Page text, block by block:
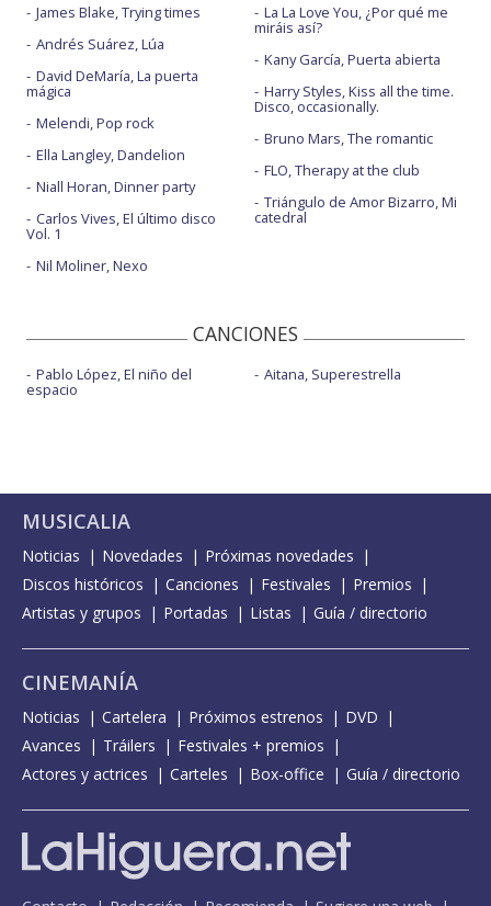
James Blake, Trying times
Andrés Suárez, Lúa
David DeMaría, La puerta
mágica
Melendi, Pop rock
Ella Langley, Dandelion
Niall Horan, Dinner party
Carlos Vives, El último disco
Vol. 1
Nil Moliner, Nexo
La La Love You, ¿Por qué me
miráis así?
Kany García, Puerta abierta
Harry Styles, Kiss all the time.
Disco, occasionally.
Bruno Mars, The romantic
FLO, Therapy at the club
Triángulo de Amor Bizarro, Mi
catedral
CANCIONES
Pablo López, El niño del
espacio
Aitana, Superestrella
MUSICALIA
Noticias Novedades
Próximas novedades
Discos históricos
Canciones Festivales
Premios
Artistas y grupos
Portadas Listas Guía / directorio
CINEMANÍA
Noticias Cartelera Próximos estrenos
DVD
Avances
Tráilers
Festivales + premios
Actores y actrices
Carteles Box-office Guía / directorio